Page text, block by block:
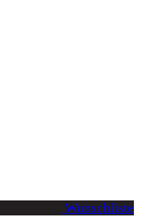
Wunschliste